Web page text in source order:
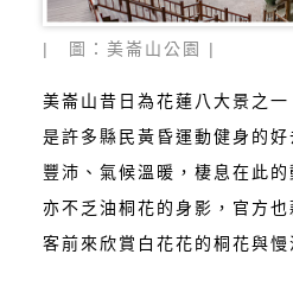
| 圖：美崙山公園 |
美崙山昔日為花蓮八大景之
是許多縣民黃昏運動健身的
豐沛、氣候溫暖，棲息在此
亦不乏油桐花的身影，官方
客前來欣賞白花花的桐花與慢